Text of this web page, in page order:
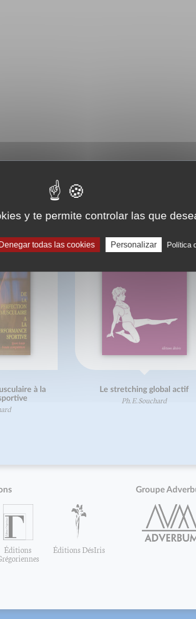
BIBLIOGRAPHIE
à la
Le stretching global actif
Ph. E. Souchard
Éditions Éditions DésIris
Groupe
y te permite controlar las que
Denegar todas las cookies Personalizar Política